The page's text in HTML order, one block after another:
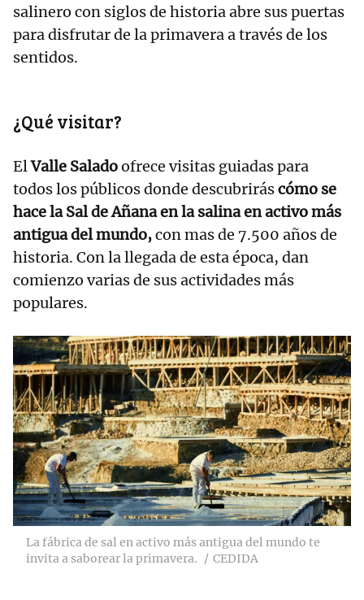
salinero con siglos de historia abre sus puertas
para disfrutar de la primavera a través de los
sentidos.
¿Qué visitar?
ElValle Saladoofrece visitas guiadas para
todos los públicos donde descubriráscómo se
hace la Sal de Añana en la salina en activo más
antigua del mundo,con mas de 7.500 años de
historia. Con la llegada de esta época, dan
comienzo varias de sus actividades más
populares.
La fábrica de sal en activo más antigua del mundo te
invita a saborear la primavera.
CEDIDA